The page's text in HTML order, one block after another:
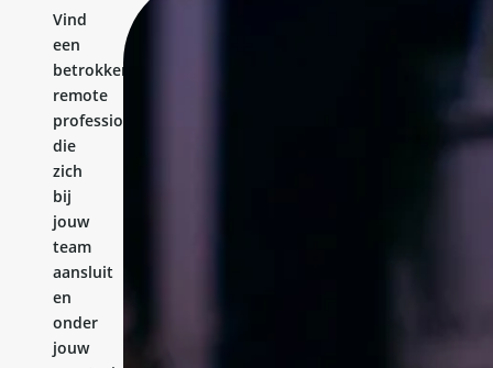
Vind
een
betrokken
remote
professional
die
zich
bij
jouw
team
aansluit
en
onder
jouw